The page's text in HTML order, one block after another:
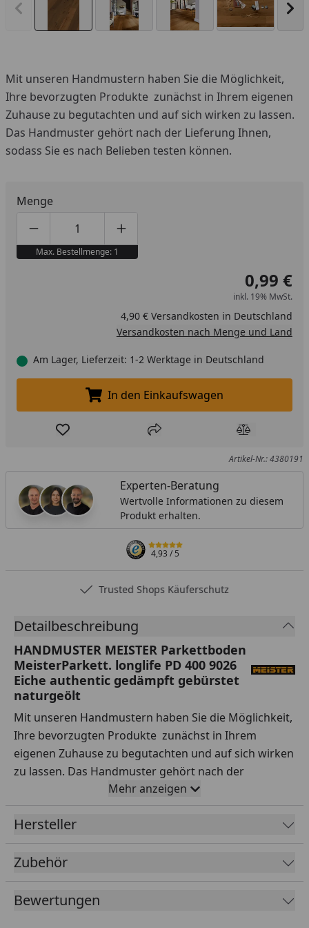
Vorheriges Bild anzeigen
Mit unseren Handmustern haben Sie die Möglichkeit,
Ihre bevorzugten Produkte zunächst in Ihrem eigenen
Zuhause zu begutachten und auf sich wirken zu lassen.
Das Handmuster gehört nach der Lieferung Ihnen,
sodass Sie es nach Belieben testen können.
Menge
Produktmenge um eins verringern
Produktmenge manuell eingeben
Produktmenge um eins erhöhen
Max. Bestellmenge: 1
0,99 €
inkl. 19% MwSt.
4,90 € Versandkosten in Deutschland
Versandkosten nach Menge und Land
Am Lager, Lieferzeit: 1-2 Werktage in Deutschland
In den Einkaufswagen legen
In den Einkaufswagen
Produkt zur Wunschliste hinzufügen
Teilen Produkt
Artikel-Nr.: 4380191
Experten-Beratung
Wertvolle Informationen zu diesem
Produkt erhalten.
4,93/ 5
Trusted Shops Käuferschutz
Detailbeschreibung
HANDMUSTER MEISTER Parkettboden
MeisterParkett. longlife PD 400 9026
Eiche authentic gedämpft gebürstet
naturgeölt
Mit unseren Handmustern haben Sie die Möglichkeit,
Ihre bevorzugten Produkte zunächst in Ihrem
eigenen Zuhause zu begutachten und auf sich wirken
zu lassen. Das Handmuster gehört nach der
Lieferung Ihnen, sodass Sie es nach Belieben testen
können.
Sorgfältige Auswahl:
verschiedener Sortimente, Hersteller, Preisklassen
und Qualitäten ausgiebig.
Mehr anzeigen
Hersteller
Zubehör
Bewertungen